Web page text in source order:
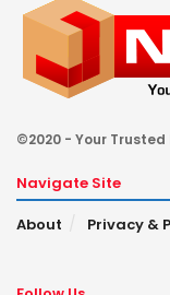
©2020 - Your
Navigate Site
About
Privacy &